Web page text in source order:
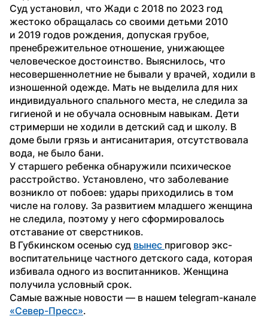
Суд установил, что Жади с 2018 по 2023 год
жестоко обращалась со своими детьми 2010
и 2019 годов рождения, допуская грубое,
пренебрежительное отношение, унижающее
человеческое достоинство. Выяснилось, что
несовершеннолетние не бывали у врачей, ходили в
изношенной одежде. Мать не выделила для них
индивидуального спального места, не следила за
гигиеной и не обучала основным навыкам. Дети
стримерши не ходили в детский сад и школу. В
доме были грязь и антисанитария, отсутствовала
вода, не было бани.
У старшего ребенка обнаружили психическое
расстройство. Установлено, что заболевание
возникло от побоев: удары приходились в том
числе на голову. За развитием младшего женщина
не следила, поэтому у него сформировалось
отставание от сверстников.
В Губкинском осенью суд вынес приговор экс-
воспитательнице частного детского сада, которая
избивала одного из воспитанников. Женщина
получила условный срок.
«Север-Пресс».